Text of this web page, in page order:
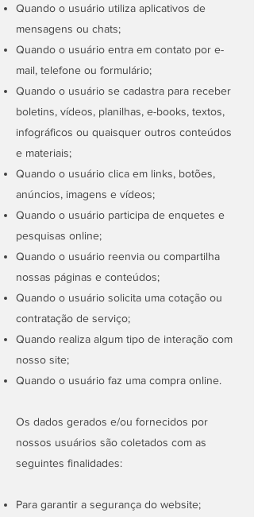
Quando o usuário utiliza aplicativos de
mensagens ou chats;
Quando o usuário entra em contato por e-
mail, telefone ou formulário;
Quando o usuário se cadastra para receber
boletins, vídeos, planilhas, e-books, textos,
infográficos ou quaisquer outros conteúdos
e materiais;
Quando o usuário clica em links, botões,
anúncios, imagens e vídeos;
Quando o usuário participa de enquetes e
pesquisas online;
Quando o usuário reenvia ou compartilha
nossas páginas e conteúdos;
Quando o usuário solicita uma cotação ou
contratação de serviço;
Quando realiza algum tipo de interação com
nosso site;
Quando o usuário faz uma compra online.
Os dados gerados e/ou fornecidos por
nossos usuários são coletados com as
seguintes finalidades:
Para garantir a segurança do website;